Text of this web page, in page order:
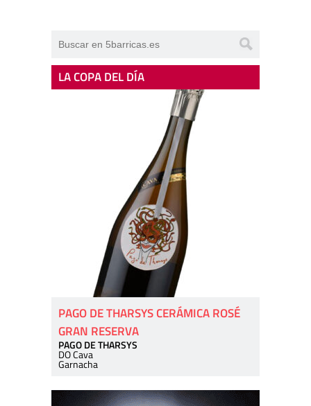
LA COPA DEL DÍA
PAGO DE THARSYS CERÁMICA ROSÉ
GRAN RESERVA
PAGO DE THARSYS
DO Cava
Garnacha